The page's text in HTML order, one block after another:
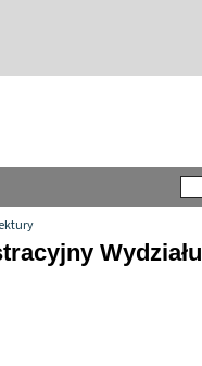
Wydziału